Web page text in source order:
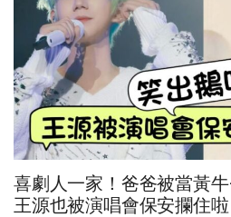
喜劇人一家！爸爸被當黃牛
王源也被演唱會保安攔住啦